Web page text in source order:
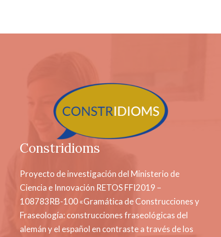
Constridioms
Proyecto de investigación del Ministerio de
Ciencia e Innovación RETOS FFI2019 –
108783RB-100 «Gramática de Construcciones y
Fraseología: construcciones fraseológicas del
alemán y el español en contraste a través de los